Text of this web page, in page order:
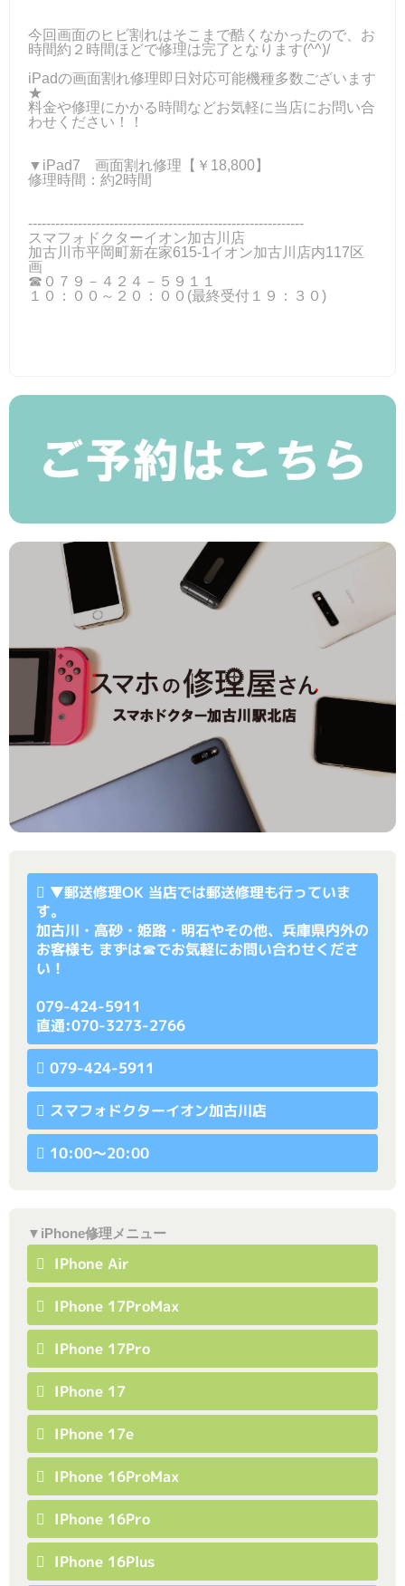
今回画面のヒビ割れはそこまで酷くなかったので、お
時間約２時間ほどで修理は完了となります(^^)/
iPadの画面割れ修理即日対応可能機種多数ございます
★
料金や修理にかかる時間などお気軽に当店にお問い合
わせください！！
▼iPad7 画面割れ修理【￥18,800】
修理時間：約2時間
-------------------------------------------------------------
スマフォドクターイオン加古川店
加古川市平岡町新在家615-1イオン加古川店内117区
画
☎０７９－４２４－５９１１
１０：００～２０：００(最終受付１９：３０)
▼郵送修理OK 当店では郵送修理も行っていま
す。
加古川・高砂・姫路・明石やその他、兵庫県内外の
お客様も まずは☎でお気軽にお問い合わせくださ
い！
079-424-5911
直通:070-3273-2766
079-424-5911
スマフォドクターイオン加古川店
10:00〜20:00
▼iPhone修理メニュー
IPhone Air
IPhone 17ProMax
IPhone 17Pro
IPhone 17
IPhone 17e
IPhone 16ProMax
IPhone 16Pro
IPhone 16Plus